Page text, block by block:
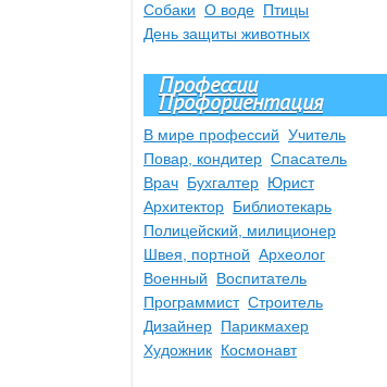
Собаки О воде Птицы
День защиты животных
Профессии
Профориентация
В мире профессий Учитель
Повар, кондитер Спасатель
Врач Бухгалтер Юрист
Архитектор Библиотекарь
Полицейский, милиционер
Швея, портной Археолог
Военный
Воспитатель
Программист Строитель
Дизайнер Парикмахер
Художник Космонавт